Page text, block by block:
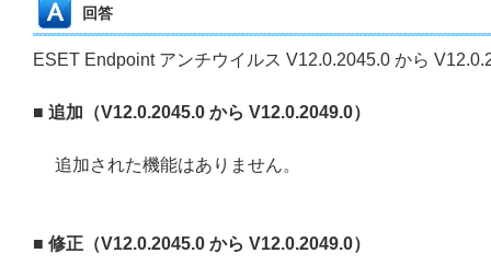
回答
ESET Endpoint アンチウイルス V12.0.2045.0 から
■ 追加（V12.0.2045.0 から V12.0.2049.0）
追加された機能はありません。
■ 修正（V12.0.2045.0 から V12.0.2049.0）